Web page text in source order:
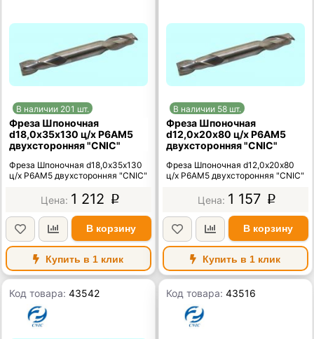
В наличии 201 шт.
Фреза Шпоночная
d18,0х35х130 ц/х Р6АМ5
двухсторонняя "CNIC"
Фреза Шпоночная d18,0х35х130
ц/х Р6АМ5 двухсторонняя "CNIC"
1 212 p
В корзину
Купить в 1 клик
В наличии 58 шт.
Фреза Шпоночная
d12,0х20х80 ц/х Р6АМ5
двухсторонняя "CNIC"
Фреза Шпоночная d12,0х20х80
ц/х Р6АМ5 двухсторонняя "CNIC"
1 157 p
В корзину
Купить в 1 клик
Код товара:43542 Код товара:43516